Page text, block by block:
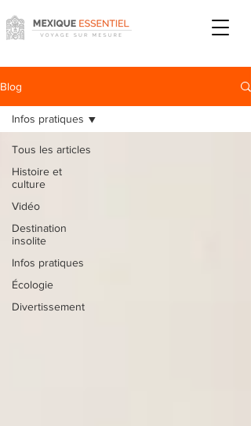
Blog
Tous les articles
Histoire et
culture
Vidéo
Destination
insolite
Infos pratiques
Écologie
Divertissement
Infos pratiques